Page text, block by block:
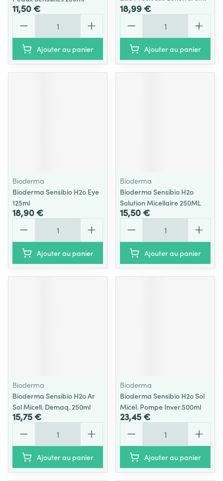
11,50 €
Ajouter au panier
18,99 €
Ajouter au panier
Bioderma
Bioderma Sensibio H2o Eye
125ml
18,90 €
Ajouter au panier
Bioderma
Bioderma Sensibio H2o
Solution Micellaire 250ML
15,50 €
Ajouter au panier
Bioderma
Bioderma Sensibio H2o Ar
Sol Micell. Demaq. 250ml
15,75 €
Ajouter au panier
Bioderma
Bioderma Sensibio H2o Sol
Micel. Pompe Inver.500ml
23,45 €
Ajouter au panier